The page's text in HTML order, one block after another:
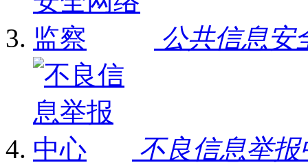
公共信息安
不良信息举报